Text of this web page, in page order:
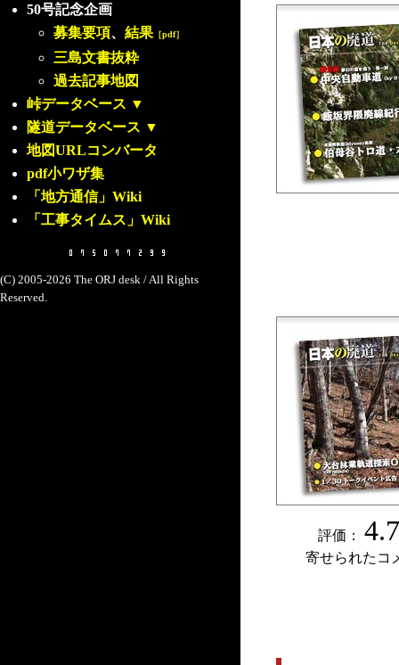
50号記念企画
募集要項、 結果 ［pdf］
三島文書抜粋
過去記事地図
峠データベース ▼
隧道データベース ▼
地図URLコンバータ
pdf小ワザ集
「地方通信」Wiki
「工事タイムス」Wiki
(C) 2005-2026 The ORJ desk / All Rights
Reserved.
評価：
寄せられたコ